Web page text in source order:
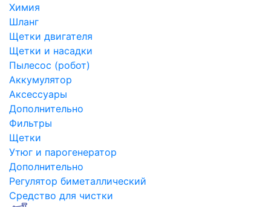
Химия
Шланг
Щетки двигателя
Щетки и насадки
Пылесос (робот)
Аккумулятор
Аксессуары
Дополнительно
Фильтры
Щетки
Утюг и парогенератор
Дополнительно
Регулятор биметаллический
Средство для чистки